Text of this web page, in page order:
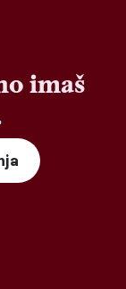
imaš